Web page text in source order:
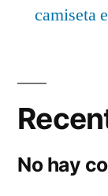
camiseta
No hay